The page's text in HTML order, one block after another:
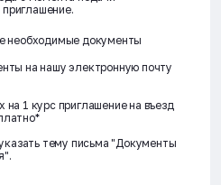
необходимые документы
на нашу электронную почту
1 курс приглашение на въезд
тему письма "Документы